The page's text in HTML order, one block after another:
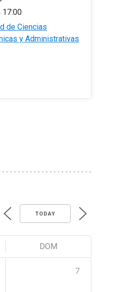
17:00
de Ciencias
y Administrativas
TODAY
DOM
7